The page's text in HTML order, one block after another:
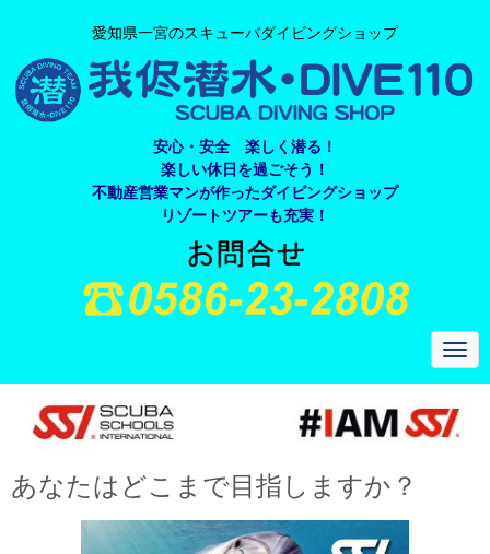
愛知県一宮のスキューバダイビングショップ
安心・安全 楽しく潜る！
楽しい休日を過ごそう！
不動産営業マンが作ったダイビングショップ
リゾートツアーも充実！
N
a
v
g
a
あなたはどこまで目指しますか？